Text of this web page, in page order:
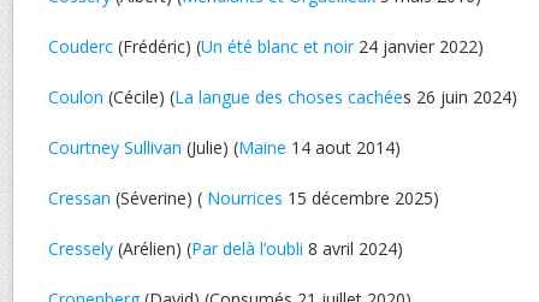
Couderc (Frédéric) (Un été blanc et noir24 janvier 2022)
Coulon (Cécile) (La langue des choses cachées 26 juin 2024)
Courtney Sullivan (Julie) (Maine 14 aout 2014)
Cressan (Séverine) ( Nourrices 15 décembre 2025)
Cressely (Arélien) (Par delà l’oubli 8 avril 2024)